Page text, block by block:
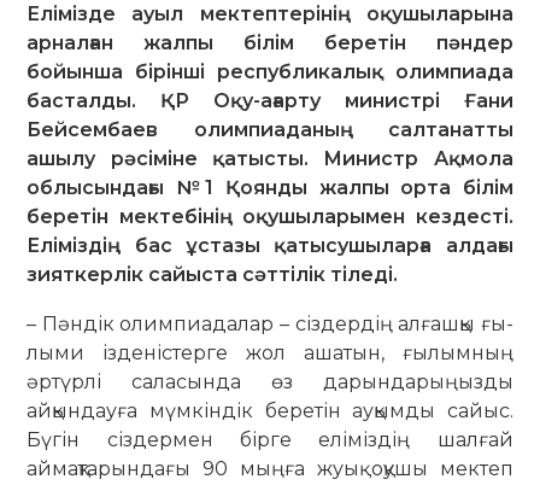
Елімізде ауыл мектептерінің оқушыларына
арналған жалпы білім беретін пәндер
бойынша бірінші республикалық олимпиада
басталды. ҚР Оқу-ағарту министрі Ғани
Бейсембаев олимпиаданың салтанатты
ашылу рәсіміне қатысты. Министр Ақмола
облысындағы №1 Қоянды жалпы орта білім
беретін мектебінің оқушыларымен кездесті.
Еліміздің бас ұстазы қатысушыларға алдағы
зияткерлік сайыста сәттілік тіледі.
– Пәндік олимпиадалар – сіздердің алғашқы ғы­
лыми ізденістерге жол ашатын, ғылымның
әртүрлі саласында өз дарындарыңызды
айқындауға мүмкіндік беретін ауқымды сайыс.
Бүгін сіздермен бірге еліміздің шалғай
аймақтарындағы 90 мыңға жуық оқушы мектеп